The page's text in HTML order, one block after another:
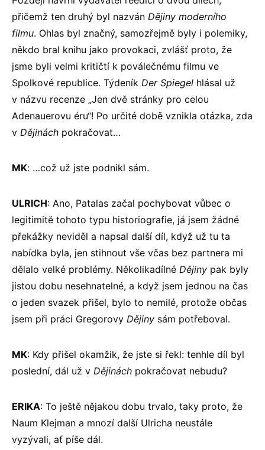
přičemž ten druhý byl nazván Dějiny moderního
filmu. Ohlas byl značný, samozřejmě byly i polemiky,
někdo bral knihu jako provokaci, zvlášť proto, že
jsme byli velmi kritičtí k poválečnému filmu ve
Spolkové republice. Týdeník Der Spiegel hlásal už
v názvu recenze „Jen dvě stránky pro celou
Adenauerovu éru“! Po určité době vznikla otázka, zda
v Dějinách pokračovat…
MK: …což už jste podnikl sám.
ULRICH: Ano, Patalas začal pochybovat vůbec o
legitimitě tohoto typu historiografie, já jsem žádné
překážky neviděl a napsal další díl, když už tu ta
nabídka byla, jen stihnout vše včas bez partnera mi
dělalo velké problémy. Několikadílné Dějiny pak byly
jistou dobu nesehnatelné, a když jsem jednou na čas
o jeden svazek přišel, bylo to nemilé, protože občas
jsem při práci Gregorovy Dějiny sám potřeboval.
MK: Kdy přišel okamžik, že jste si řekl: tenhle díl byl
poslední, dál už v Dějinách pokračovat nebudu?
ERIKA: To ještě nějakou dobu trvalo, taky proto, že
Naum Klejman a mnozí další Ulricha neustále
vyzývali, ať píše dál.